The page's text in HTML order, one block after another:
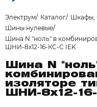
Электрум Каталог
Шкафы,
Шины нулевые
Шина N "ноль" в
ШНИ-8х12-16-КС-С IEK
Шина N
изоляторе
ШНИ-8х12-